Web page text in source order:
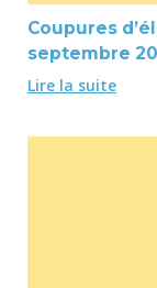
Coupures
septembre
Lire la suite